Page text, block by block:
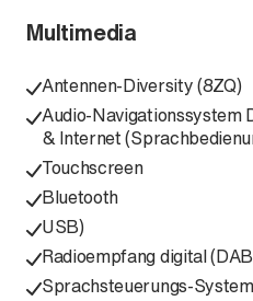
Multimedia
Antennen-Diversity (8ZQ)
Audio-Navigationssystem
& Internet
Touchscreen
Bluetooth
USB)
Radioempfang digital
Sprachsteuerungs-System